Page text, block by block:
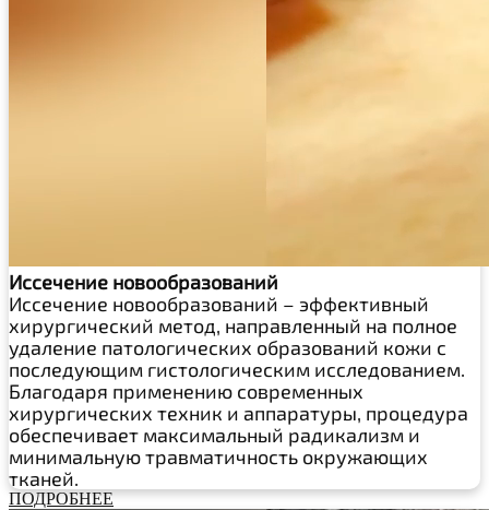
Иссечение новообразований
Иссечение новообразований – эффективный
хирургический метод, направленный на полное
удаление патологических образований кожи с
последующим гистологическим исследованием.
Благодаря применению современных
хирургических техник и аппаратуры, процедура
обеспечивает максимальный радикализм и
минимальную травматичность окружающих
тканей.
ПОДРОБНЕЕ